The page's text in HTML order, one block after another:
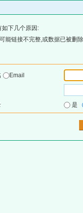
如下几个原因:
能链接不完整,或数据已被删
Email
是